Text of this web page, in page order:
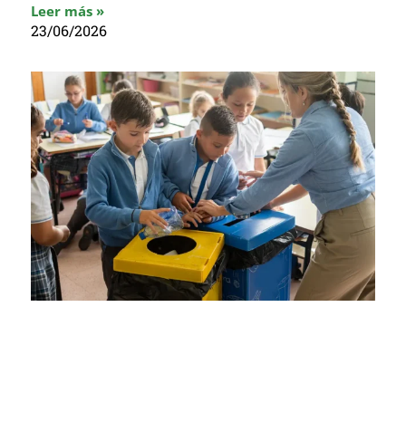
Leer más »
23/06/2026